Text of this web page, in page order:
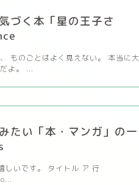
づく本「星の王子さ
ものごとはよく見えない。 本当に大
よ。 ...
たい「本・マンガ」の一
しいです。 タイトル ア 行